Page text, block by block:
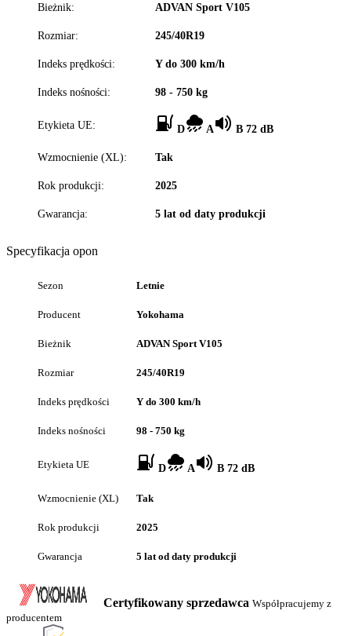
Bieżnik: ADVAN Sport V105
Rozmiar: 245/40R19
Indeks prędkości: Y do 300 km/h
Indeks nośności: 98 - 750 kg
Etykieta UE: D A B 72 dB
Wzmocnienie (XL): Tak
Rok produkcji: 2025
Gwarancja: 5 lat od daty produkcji
Specyfikacja opon
Sezon Letnie
Producent Yokohama
Bieżnik ADVAN Sport V105
Rozmiar 245/40R19
Indeks prędkości Y do 300 km/h
Indeks nośności 98 - 750 kg
Etykieta UE D A B 72 dB
Wzmocnienie (XL) Tak
Rok produkcji 2025
Gwarancja 5 lat od daty produkcji
Certyfikowany sprzedawca Współpracujemy z
producentem